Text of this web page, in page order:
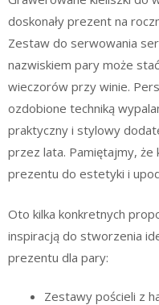
doskonały prezent na
Zestaw do serwowania
nazwiskiem pary może
wieczorów przy winie.
ozdobione techniką
praktyczny i stylowy
przez lata. Pamiętajmy,
prezentu do estetyki i
Oto kilka konkretnych
inspiracją do stworzenia
prezentu dla pary:
Zestawy pościeli z